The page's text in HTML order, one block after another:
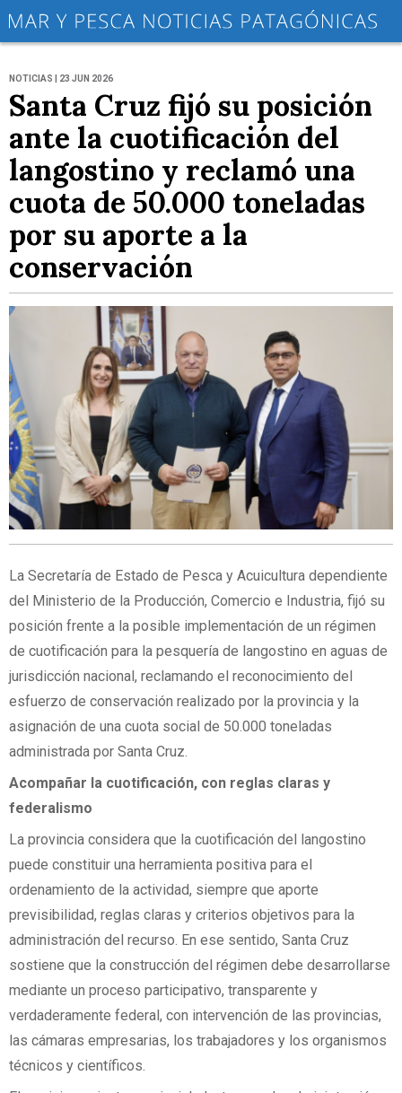
NOTICIAS | 23 JUN 2026
Santa Cruz fijó su posición
ante la cuotificación del
langostino y reclamó una
cuota de 50.000 toneladas
por su aporte a la
conservación
La Secretaría de Estado de Pesca y Acuicultura dependiente
del Ministerio de la Producción, Comercio e Industria, fijó su
posición frente a la posible implementación de un régimen
de cuotificación para la pesquería de langostino en aguas de
jurisdicción nacional, reclamando el reconocimiento del
esfuerzo de conservación realizado por la provincia y la
asignación de una cuota social de 50.000 toneladas
administrada por Santa Cruz.
Acompañar la cuotificación, con reglas claras y
federalismo
La provincia considera que la cuotificación del langostino
puede constituir una herramienta positiva para el
ordenamiento de la actividad, siempre que aporte
previsibilidad, reglas claras y criterios objetivos para la
administración del recurso. En ese sentido, Santa Cruz
sostiene que la construcción del régimen debe desarrollarse
mediante un proceso participativo, transparente y
verdaderamente federal, con intervención de las provincias,
las cámaras empresarias, los trabajadores y los organismos
técnicos y científicos.